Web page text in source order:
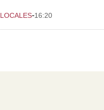
LOCALES-16:20